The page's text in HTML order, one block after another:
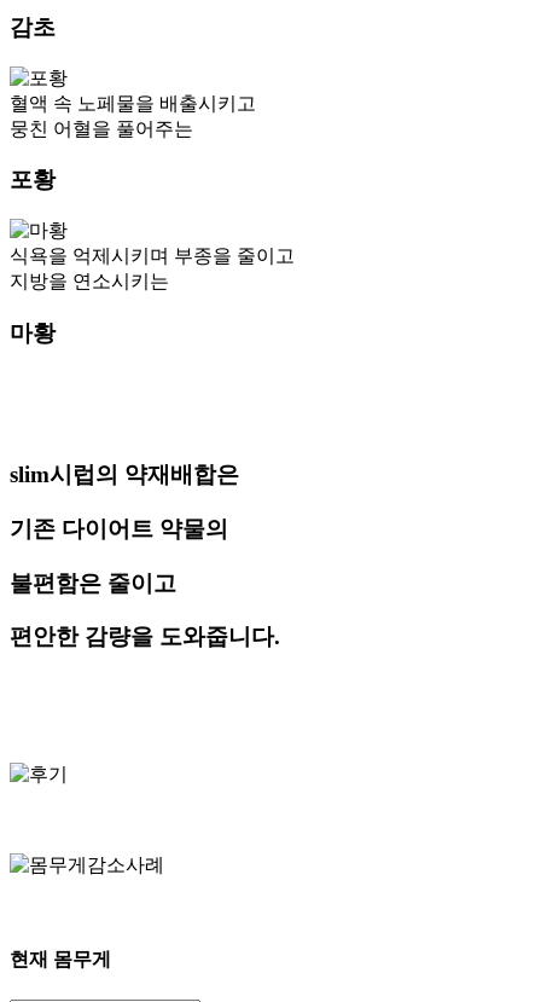
감초
혈액 속 노페물을 배출시키고
뭉친 어혈을 풀어주는
포황
식욕을 억제시키며 부종을 줄이고
지방을 연소시키는
마황
slim시럽의 약재배합은
기존 다이어트 약물의
불편함은 줄이고
편안한 감량을 도와줍니다.
현재 몸무게